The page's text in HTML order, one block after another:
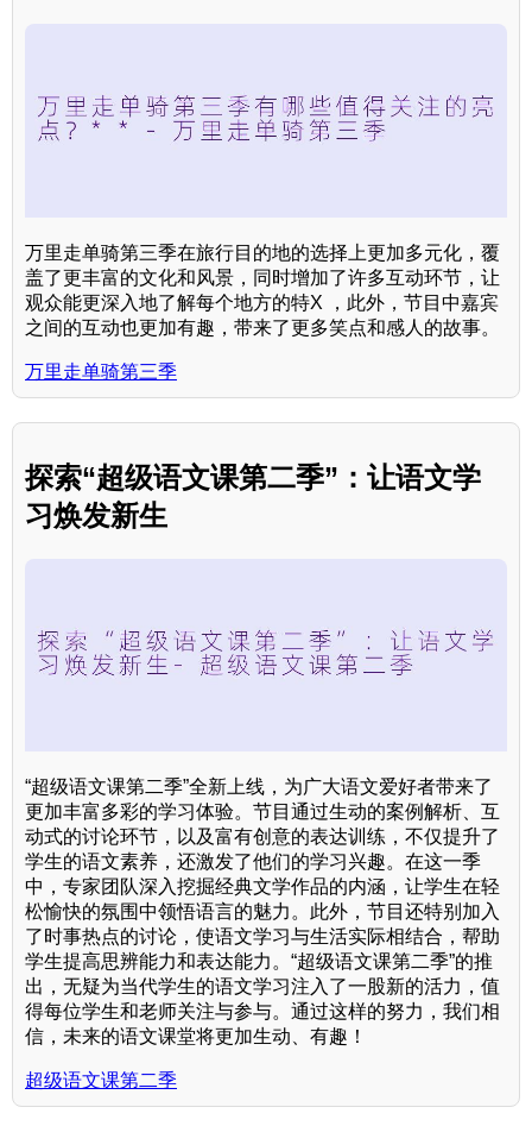
万里走单骑第三季在旅行目的地的选择上更加多元化，覆
盖了更丰富的文化和风景，同时增加了许多互动环节，让
观众能更深入地了解每个地方的特X ，此外，节目中嘉宾
之间的互动也更加有趣，带来了更多笑点和感人的故事。
万里走单骑第三季
探索“超级语文课第二季”：让语文学
习焕发新生
“超级语文课第二季”全新上线，为广大语文爱好者带来了
更加丰富多彩的学习体验。节目通过生动的案例解析、互
动式的讨论环节，以及富有创意的表达训练，不仅提升了
学生的语文素养，还激发了他们的学习兴趣。在这一季
中，专家团队深入挖掘经典文学作品的内涵，让学生在轻
松愉快的氛围中领悟语言的魅力。此外，节目还特别加入
了时事热点的讨论，使语文学习与生活实际相结合，帮助
学生提高思辨能力和表达能力。“超级语文课第二季”的推
出，无疑为当代学生的语文学习注入了一股新的活力，值
得每位学生和老师关注与参与。通过这样的努力，我们相
信，未来的语文课堂将更加生动、有趣！
超级语文课第二季